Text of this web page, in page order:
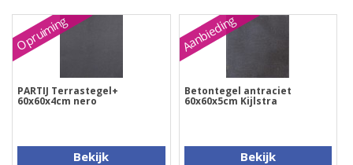
Opruiming
PARTIJ Terrastegel+
60x60x4cm nero
Bekijk
Aanbieding
Betontegel antraciet
60x60x5cm Kijlstra
Bekijk